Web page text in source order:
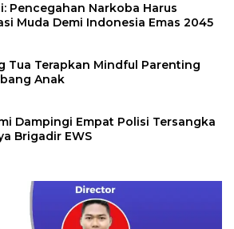
Pencegahan Narkoba Harus
Muda Demi Indonesia Emas 2045
Tua Terapkan Mindful Parenting
Anak
Dampingi Empat Polisi Tersangka
Brigadir EWS